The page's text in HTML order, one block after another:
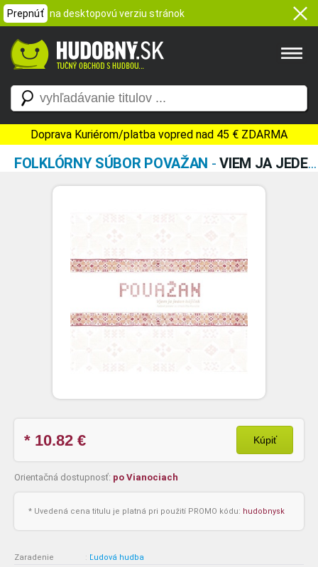
Prepnúť na desktopovú verziu stránok
Doprava Kuriérom/platba vopred nad 45 € ZDARMA
FOLKLÓRNY SÚBOR POVAŽAN -VIEM JA JEDEN HÁJIČEK
* 10.82 € Kúpiť
Orientačná dostupnosť: po Vianociach
* Uvedená cena titulu je platná pri použití PROMO kódu: hudobnysk
Zaradenie : Ľudová hudba